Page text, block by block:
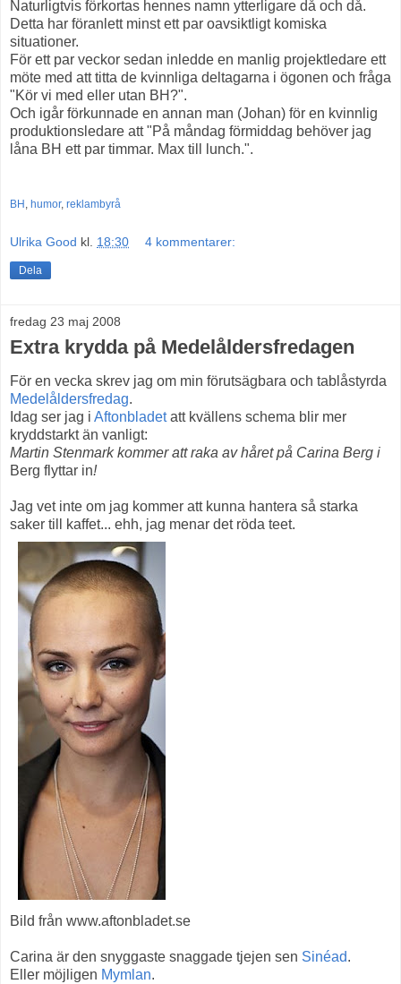
Naturligtvis förkortas hennes namn ytterligare då och då.
Detta har föranlett minst ett par oavsiktligt komiska
situationer.
För ett par veckor sedan inledde en manlig projektledare ett
möte med att titta de kvinnliga deltagarna i ögonen och fråga
"Kör vi med eller utan BH?".
Och igår förkunnade en annan man (Johan) för en kvinnlig
produktionsledare att "På måndag förmiddag behöver jag
låna BH ett par timmar. Max till lunch.".
BH , humor, reklambyrå
Ulrika Good kl. 18:30 4 kommentarer:
Dela
fredag 23 maj 2008
Extra krydda på Medelåldersfredagen
För en vecka skrev jag om min förutsägbara och tablåstyrda
Medelåldersfredag.
Idag ser jag i Aftonbladetatt kvällens schema blir mer
kryddstarkt än vanligt:
Martin Stenmark kommer att raka av håret på Carina Berg i
Berg flyttar in!
Jag vet inte om jag kommer att kunna hantera så starka
saker till kaffet... ehh, jag menar det röda teet.
Bild från www.aftonbladet.se
Carina är den snyggaste snaggade tjejen sen Sinéad.
Eller möjligen Mymlan.